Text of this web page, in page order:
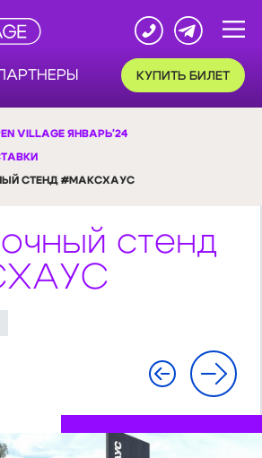
КУПИТЬ БИЛЕТ
VILLAGE ЯНВАРЬ'24
СТЕНД #МАКСХАУС
стенд